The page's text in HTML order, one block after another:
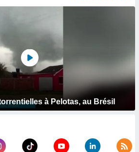
à Pelotas, au Brésil